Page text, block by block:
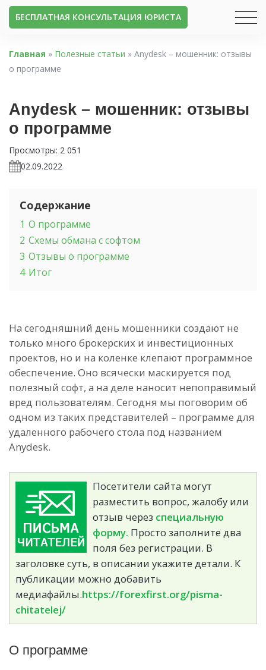
БЕСПЛАТНАЯ КОНСУЛЬТАЦИЯ ЮРИСТА
Главная » Полезные статьи » Anydesk – мошенник: отзывы
о программе
Anydesk – мошенник: отзывы
о программе
Просмотры: 2 051
02.09.2022
Содержание
1 О программе
2 Схемы обмана с софтом
3 Отзывы о программе
4 Итог
На сегодняшний день мошенники создают не
только много брокерских и инвестиционных
проектов, но и на коленке клепают программное
обеспечение. Оно всячески маскируется под
полезный софт, а на деле наносит непоправимый
вред пользователям. Сегодня мы поговорим об
одном из таких представителей – программе для
удаленного рабочего стола под названием
Anydesk.
Посетители сайта могут
разместить вопрос, жалобу или
отзыв через специальную
форму. Просто заполните два
поля без регистрации. В
заголовке суть, в описании укажите детали. К
публикации можно добавить
медиафайлы.https://forexfirst.org/pisma-
chitatelej/
О программе